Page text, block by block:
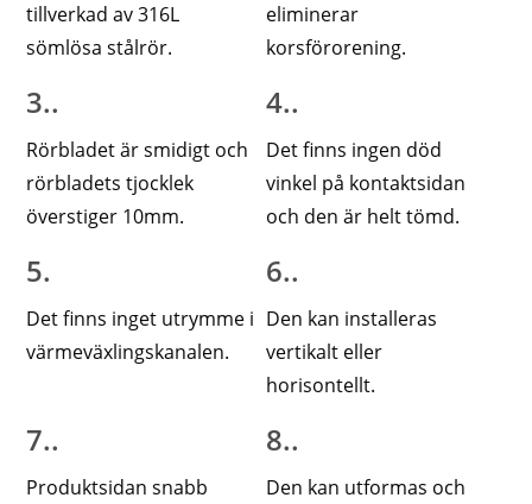
tillverkad av 316L
sömlösa stålrör.
eliminerar
korsförorening.
3..
Rörbladet är smidigt och
rörbladets tjocklek
överstiger 10mm.
4..
Det finns ingen död
vinkel på kontaktsidan
och den är helt tömd.
5.
Det finns inget utrymme i
värmeväxlingskanalen.
6..
Den kan installeras
vertikalt eller
horisontellt.
7..
Produktsidan snabb
8..
Den kan utformas och